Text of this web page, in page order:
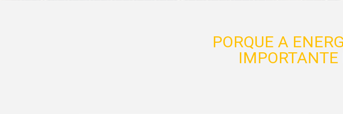
PORQUE A
IMPORTANTE